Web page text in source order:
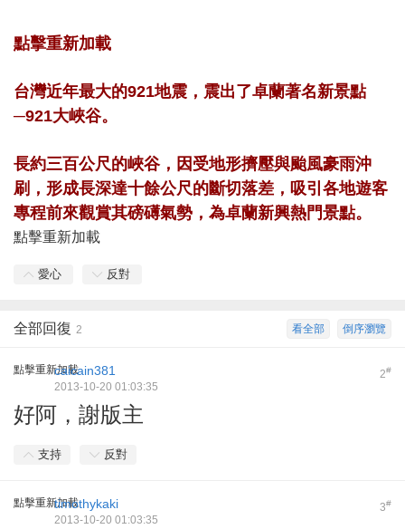
點擊重新加載
台灣近年最大的921地震，震出了卓蘭著名新景點
─921大峽谷。
長約三百公尺的峽谷，因受地形擠壓與颱風豪雨沖
刷，形成長深達十餘公尺的斷切落差，吸引各地遊客
專程前來觀賞其磅礡氣勢，為卓蘭新興熱門景點。
點擊重新加載
愛心 反對
倒序瀏覽
看全部
全部回復 2
點擊重新加載 2#
caicain381
2013-10-20 01:03:35
好阿，謝版主
支持 反對
點擊重新加載 3#
timothykaki
2013-10-20 01:03:35